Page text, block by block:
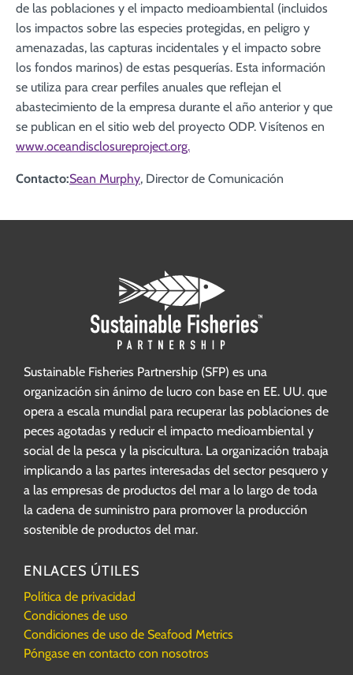
de las poblaciones y el impacto medioambiental (incluidos
los impactos sobre las especies protegidas, en peligro y
amenazadas, las capturas incidentales y el impacto sobre
los fondos marinos) de estas pesquerías. Esta información
se utiliza para crear perfiles anuales que reflejan el
abastecimiento de la empresa durante el año anterior y que
se publican en el sitio web del proyecto ODP. Visítenos en
www.oceandisclosureproject.org.
Contacto:Sean Murphy, Director de Comunicación
Sustainable Fisheries Partnership (SFP) es una
organización sin ánimo de lucro con base en EE. UU. que
opera a escala mundial para recuperar las poblaciones de
peces agotadas y reducir el impacto medioambiental y
social de la pesca y la piscicultura. La organización trabaja
implicando a las partes interesadas del sector pesquero y
a las empresas de productos del mar a lo largo de toda
la cadena de suministro para promover la producción
sostenible de productos del mar.
ENLACES ÚTILES
Política de privacidad
Condiciones de uso
Condiciones de uso de Seafood Metrics
Póngase en contacto con nosotros